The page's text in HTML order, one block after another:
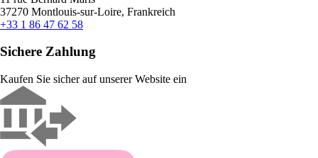
37270 Montlouis-sur-Loire, Frankreich
+33 1 86 47 62 58
Sichere Zahlung
Kaufen Sie sicher auf unserer Website ein